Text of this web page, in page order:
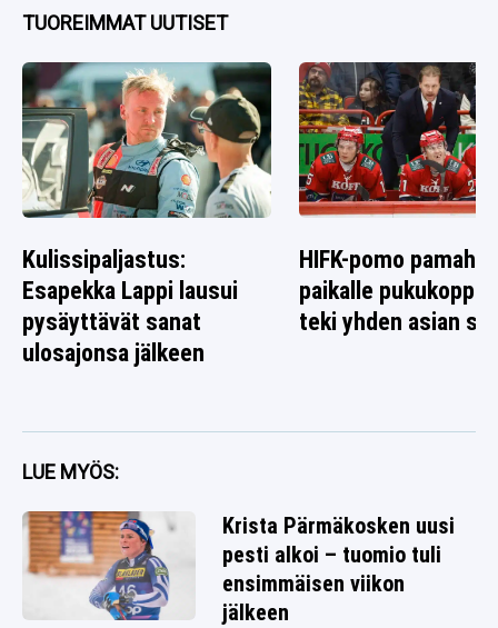
TUOREIMMAT UUTISET
Kulissipaljastus:
Esapekka Lappi lausui
pysäyttävät sanat
ulosajonsa jälkeen
HIFK-pomo pamahti
paikalle
teki yhden asian
LUE MYÖS:
Krista Pärmäkosken uusi
pesti alkoi – tuomio tuli
ensimmäisen viikon
jälkeen